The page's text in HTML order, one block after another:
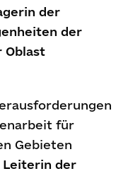
der
der
Oblast
für
Gebieten
Leiterin der